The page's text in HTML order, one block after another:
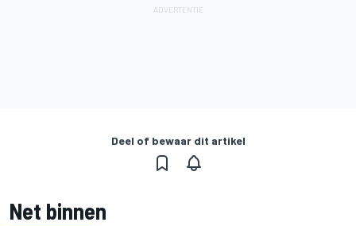
Deel of bewaar dit artikel
Net binnen